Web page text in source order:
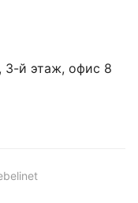
3-й этаж, офис 8